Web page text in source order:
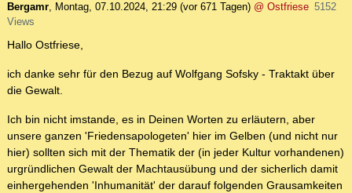
Bergamr, Montag, 07.10.2024, 21:29 (vor 671 Tagen) @ Ostfriese 5152
Views
Hallo Ostfriese,
ich danke sehr für den Bezug auf Wolfgang Sofsky - Traktakt über
die Gewalt.
Ich bin nicht imstande, es in Deinen Worten zu erläutern, aber
unsere ganzen 'Friedensapologeten' hier im Gelben (und nicht nur
hier) sollten sich mit der Thematik der (in jeder Kultur vorhandenen)
urgründlichen Gewalt der Machtausübung und der sicherlich damit
einhergehenden 'Inhumanität' der darauf folgenden Grausamkeiten